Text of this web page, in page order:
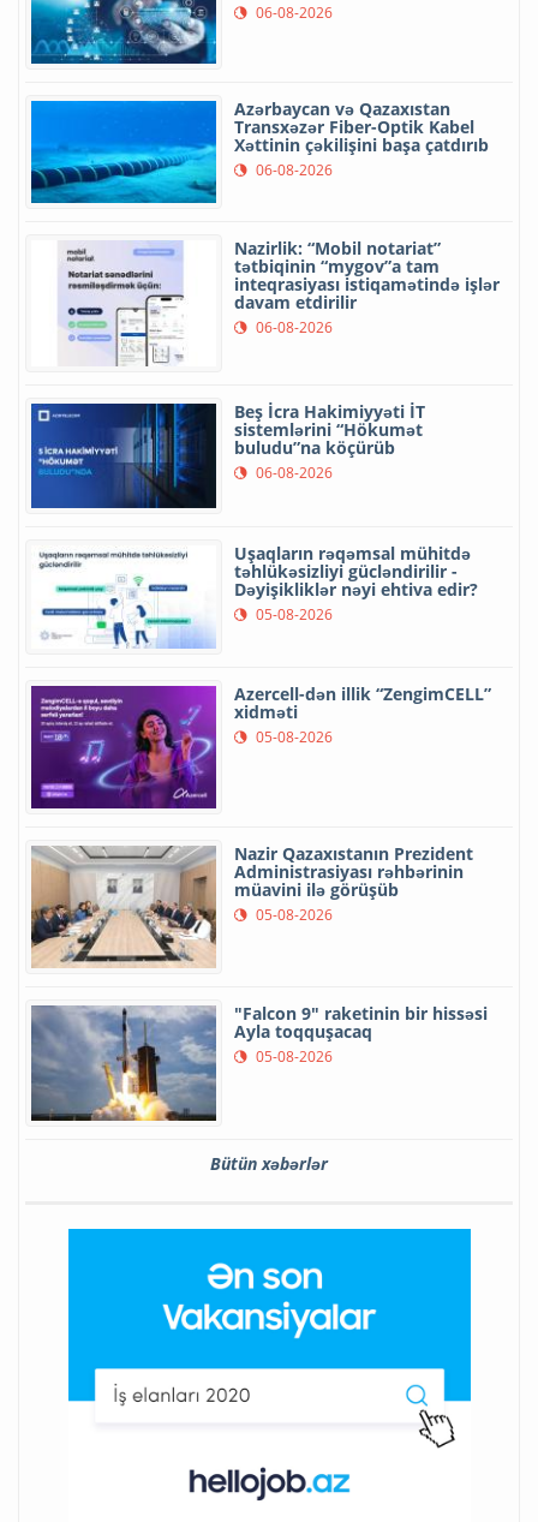
06-08-2026
Azərbaycan və Qazaxıstan
Transxəzər Fiber-Optik Kabel
Xəttinin çəkilişini başa çatdırıb
06-08-2026
Nazirlik: “Mobil notariat”
tətbiqinin “mygov”a tam
inteqrasiyası istiqamətində işlər
davam etdirilir
06-08-2026
Beş İcra Hakimiyyəti İT
sistemlərini “Hökumət
buludu”na köçürüb
06-08-2026
Uşaqların rəqəmsal mühitdə
təhlükəsizliyi gücləndirilir -
Dəyişikliklər nəyi ehtiva edir?
05-08-2026
Azercell-dən illik “ZengimCELL”
xidməti
05-08-2026
Nazir Qazaxıstanın Prezident
Administrasiyası rəhbərinin
müavini ilə görüşüb
05-08-2026
"Falcon 9" raketinin bir hissəsi
Ayla toqquşacaq
05-08-2026
Bütün xəbərlər